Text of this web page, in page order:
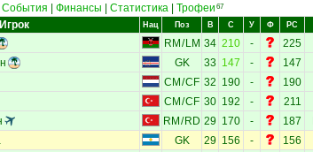
События Финансы Статистика Трофеи 67
Игрок Нац Поз В С У Ф РС
RM /LM 34 210 - 225
GK 33 147 - 147
CM /CF 32 190 - 190
CM /CF 30 192 - 211
RM / RD 29 170 - 187
GK 29 156 - 156